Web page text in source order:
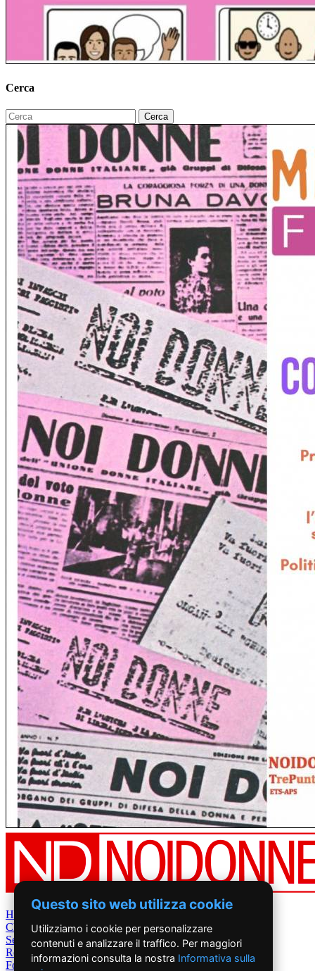
Cerca
Home
Chi Siamo
Settimanale
Rete News
Foto&Video
Questo sito web utilizza cookie
Utilizziamo i cookie per personalizzare
contenuti e analizzare il traffico. Per maggiori
informazioni consulta la nostra Informativa sulla